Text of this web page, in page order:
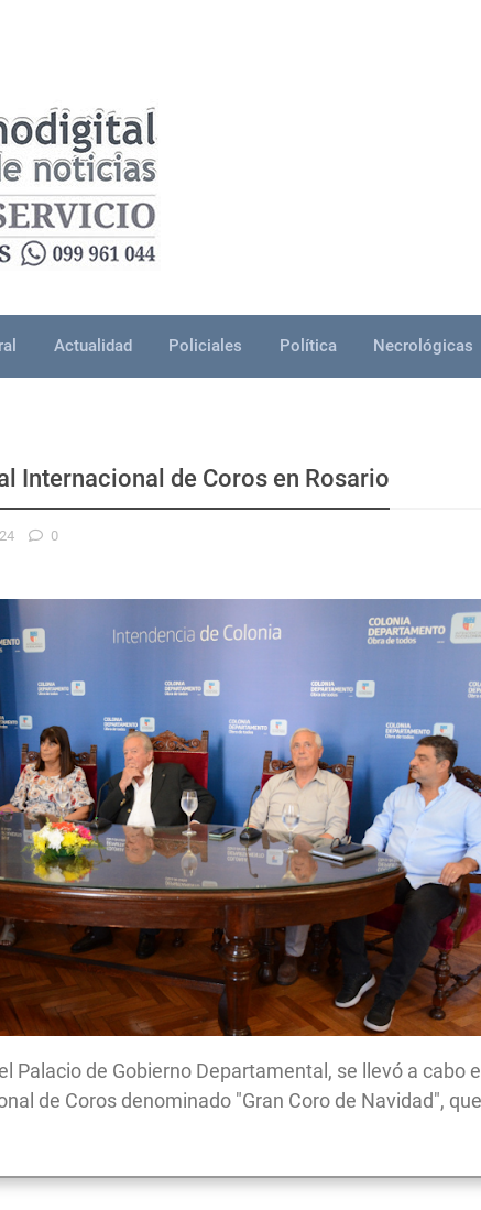
Actualidad Policiales Política Necrológicas
Internacional de Coros en Rosario
0
Palacio de Gobierno Departamental, se llevó a cabo
de Coros denominado "Gran Coro de Navidad",